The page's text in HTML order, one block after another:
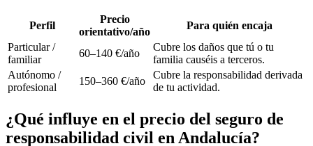
Perfil
Precio
orientativo/año
Para quién encaja
Particular /
familiar
60–140 €/año
Cubre los daños que tú o tu
familia causéis a terceros.
Autónomo /
profesional
150–360 €/año
Cubre la responsabilidad derivada
de tu actividad.
¿Qué influye en el precio del seguro de
responsabilidad civil en Andalucía?